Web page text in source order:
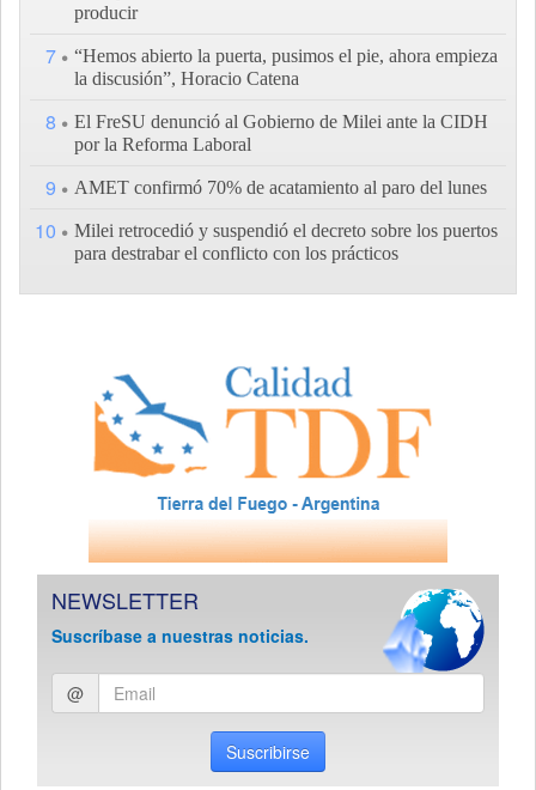
producir
7
“Hemos abierto la puerta, pusimos el pie, ahora empieza
la discusión”, Horacio Catena
8
El FreSU denunció al Gobierno de Milei ante la CIDH
por la Reforma Laboral
9 AMET confirmó 70% de acatamiento al paro del lunes
10
Milei retrocedió y suspendió el decreto sobre los puertos
para destrabar el conflicto con los prácticos
NEWSLETTER
Suscríbase a nuestras noticias.
Ingresar
email
@
Suscribirse